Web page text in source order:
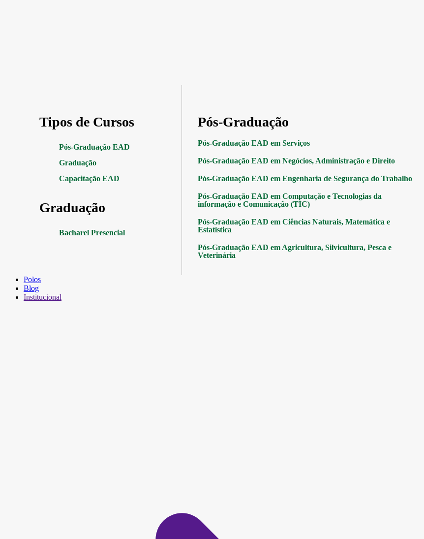
Tipos de Cursos
Pós-Graduação EAD
Graduação
Capacitação EAD
Graduação
Bacharel Presencial
Pós-Graduação
Pós-Graduação EAD em Serviços
Pós-Graduação EAD em Negócios, Administração e Direito
Pós-Graduação EAD em Engenharia de Segurança do Trabalho
Pós-Graduação EAD em Computação e Tecnologias da
informação e Comunicação (TIC)
Pós-Graduação EAD em Ciências Naturais, Matemática e
Estatística
Pós-Graduação EAD em Agricultura, Silvicultura, Pesca e
Veterinária
Polos
Blog
Institucional